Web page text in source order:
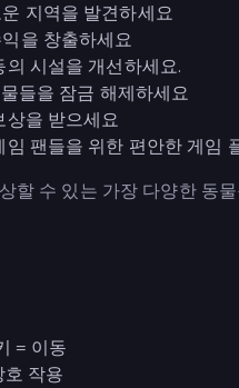
지역을 발견하세요
을 창출하세요
시설을 개선하세요.
들을 잠금 해제하세요
을 받으세요
팬들을 위한 편안한 게임
할 수 있는 가장 다양한 동
= 이동
작용